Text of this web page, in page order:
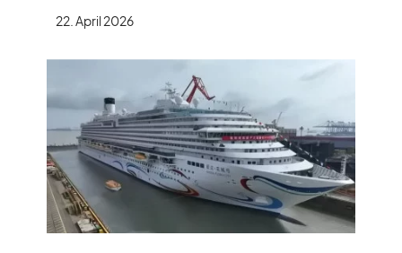
22. April 2026